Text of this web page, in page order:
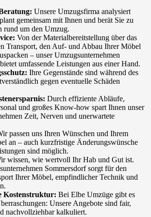
Unsere Umzugsfirma analysiert
gemeinsam mit Ihnen und berät Sie zu
rund um den Umzug.
Von der Materialbereitstellung über das
Transport, den Auf- und Abbau Ihrer Möbel
– unser Umzugsunternehmen
umfassende Leistungen aus einer Hand.
Ihre Gegenstände sind während des
gegen eventuelle Schäden
Durch effiziente Abläufe,
und großes Know-how spart Ihnen unser
Zeit, Nerven und unerwartete
passen uns Ihren Wünschen und Ihrem
an – auch kurzfristige Änderungswünsche
sind möglich.
wissen, wie wertvoll Ihr Hab und Gut ist.
Sommersdorf sorgt für den
Ihrer Möbel, empfindlicher Technik und
Kostenstruktur: Bei Elbe Umzüge gibt es
Unsere Angebote sind fair,
nachvollziehbar kalkuliert.